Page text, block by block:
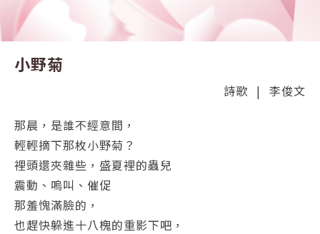
小野菊
詩歌 | 李俊文
那晨，是誰不經意間，
輕輕摘下那枚小野菊？
裡頭還夾雜些，盛夏裡的蟲兒
震動、嗚叫、催促
那羞愧滿臉的，
也趕快躲進十八槐的重影下吧，